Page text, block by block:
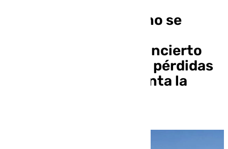
Adeslas declara que no se
asegurando que el concierto
generaría las mismas pérdidas
incluso si se incrementa la